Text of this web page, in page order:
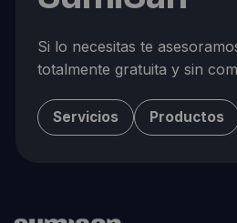
Si lo necesitas te
totalmente gratuita y sin
Servicios Productos